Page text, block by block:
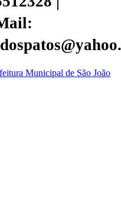
Municipal de São João